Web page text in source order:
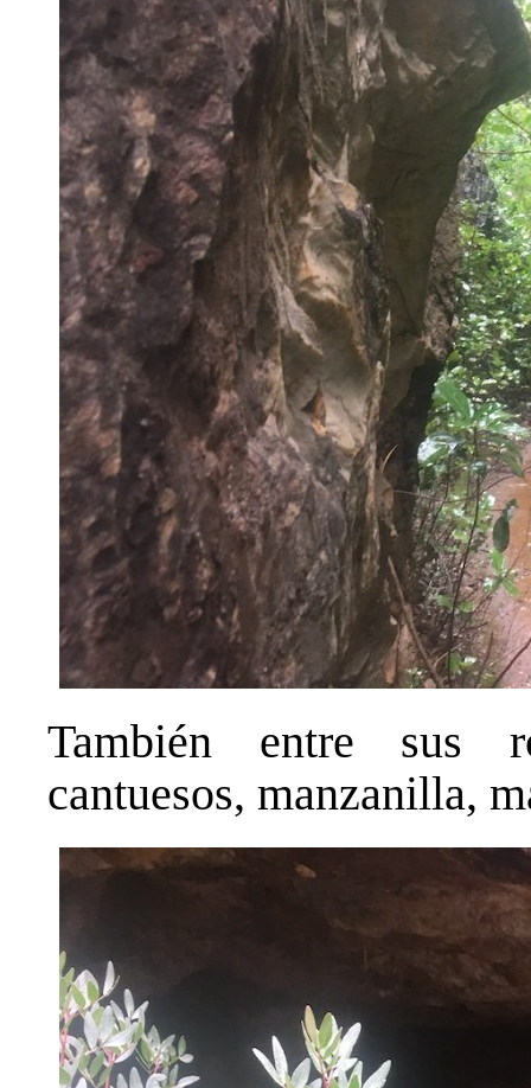
También entre sus
cantuesos, manzanilla,